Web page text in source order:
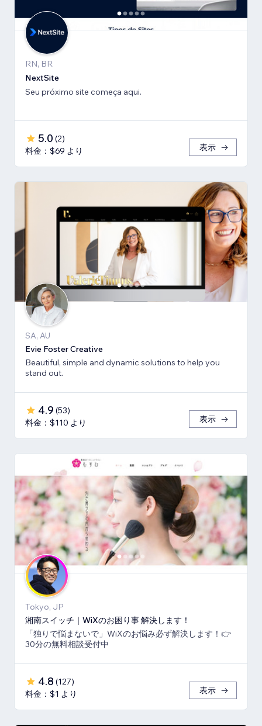
RN, BR
NextSite
Seu próximo site começa aqui.
5.0 (2)
料金：$69 より
表示
SA, AU
Evie Foster Creative
Beautiful, simple and dynamic solutions to help you
stand out.
4.9 (53)
料金：$110 より
表示
Tokyo, JP
湘南スイッチ｜WiXのお困り事 解決します！
「独りで悩まないで」WiXのお悩み必ず解決します！👉
30分の無料相談受付中
4.8 (127)
料金：$1 より
表示